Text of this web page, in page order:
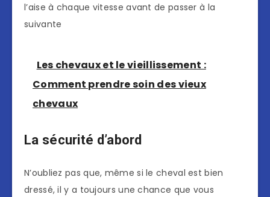
l’aise à chaque vitesse avant de passer à la
suivante
Les chevaux et le vieillissement :
Comment prendre soin des vieux
chevaux
La sécurité d’abord
N’oubliez pas que, même si le cheval est bien
dressé, il y a toujours une chance que vous